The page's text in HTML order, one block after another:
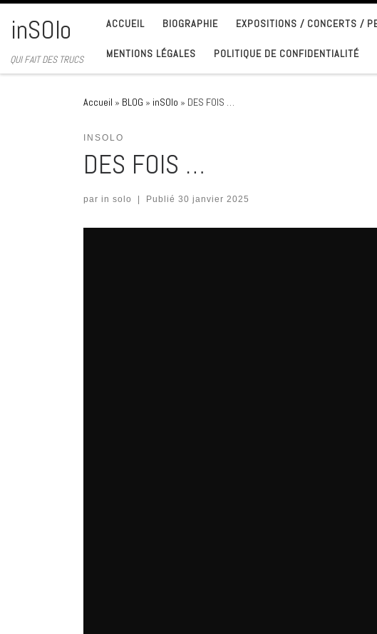
Passer au contenu
inSOlo
QUI FAIT DES TRUCS
ACCUEIL BIOGRAPHIE EXPOSITIONS / CONCERTS /
MENTIONS LÉGALES POLITIQUE DE CONFIDENTIALITÉ
Accueil » BLOG » inSOlo » DES FOIS …
INSOLO
DES FOIS …
par in solo Publié 30 janvier 2025